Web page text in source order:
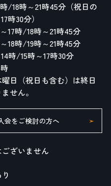
/18時～21時45分（祝日の
時30分）
17時/18時～21時45分
18時/19時～21時45分
時/15時～17時30分
日（祝日も含む）は終日
せん。
会をご検討の方へ
ざいません